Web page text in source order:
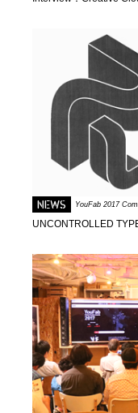
NEWS YouFab 2017
UNCONTROLLED